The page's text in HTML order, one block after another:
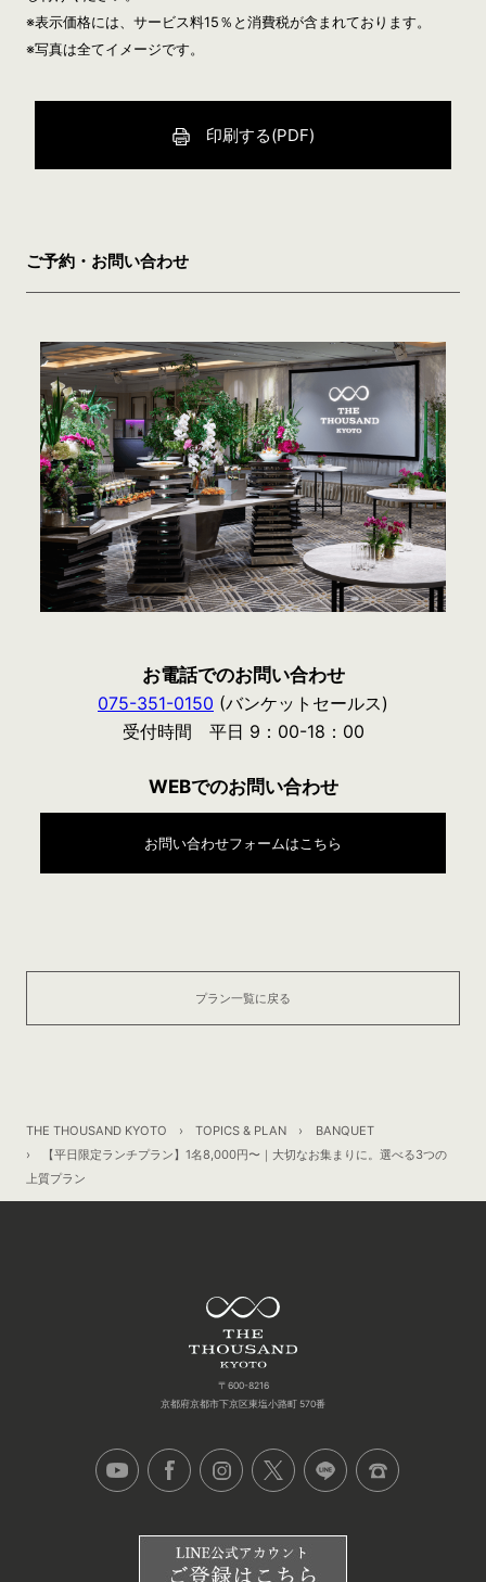
※表示価格には、サービス料15％と消費税が含まれております。
※写真は全てイメージです。
印刷する(PDF)
ご予約・お問い合わせ
お電話でのお問い合わせ
075-351-0150 (バンケットセールス)
受付時間 平日 9：00-18：00
WEBでのお問い合わせ
お問い合わせフォームはこちら
プラン一覧に戻る
THE THOUSAND KYOTO TOPICS & PLAN
BANQUET
【平日限定ランチプラン】1名8,000円〜｜大切なお集まりに。選べる3つの
上質プラン
〒600-8216
京都府京都市下京区東塩小路町 570番